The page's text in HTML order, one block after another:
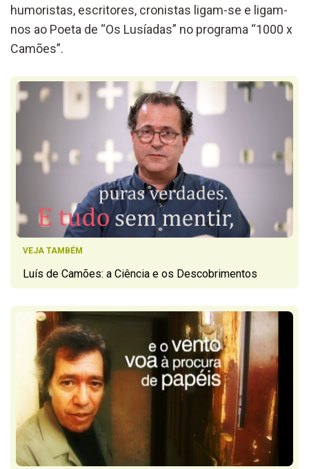
humoristas, escritores, cronistas ligam-se e ligam-
nos ao Poeta de “Os Lusíadas” no programa “1000 x
Camões”.
VEJA TAMBÉM
Luís de Camões: a Ciência e os Descobrimentos